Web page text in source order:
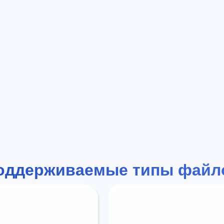
типы